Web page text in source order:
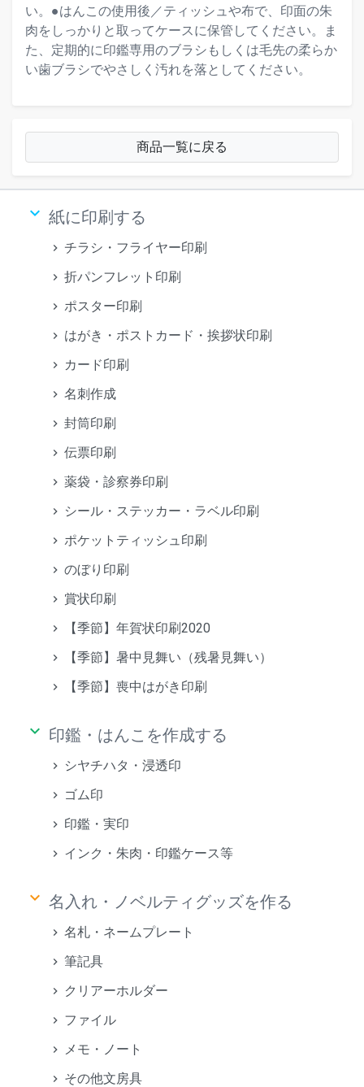
い。●はんこの使用後／ティッシュや布で、印面の朱
肉をしっかりと取ってケースに保管してください。ま
た、定期的に印鑑専用のブラシもしくは毛先の柔らか
い歯ブラシでやさしく汚れを落としてください。
商品一覧に戻る
keyboard_arrow_down 紙に印刷する
チラシ・フライヤー印刷
折パンフレット印刷
ポスター印刷
はがき・ポストカード・挨拶状印刷
カード印刷
名刺作成
封筒印刷
伝票印刷
薬袋・診察券印刷
シール・ステッカー・ラベル印刷
ポケットティッシュ印刷
のぼり印刷
賞状印刷
【季節】年賀状印刷2020
【季節】暑中見舞い（残暑見舞い）
【季節】喪中はがき印刷
keyboard_arrow_down 印鑑・はんこを作成する
シヤチハタ・浸透印
ゴム印
印鑑・実印
インク・朱肉・印鑑ケース等
keyboard_arrow_down 名入れ・ノベルティグッズを作る
名札・ネームプレート
筆記具
クリアーホルダー
ファイル
メモ・ノート
その他文房具